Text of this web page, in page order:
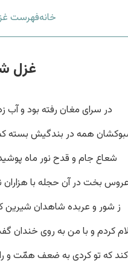
خانهفهرست
غزل
در سرای مغان رفته بود و آب
همه در بندگیش بسته
شعاع جام و قدح نور ماه
عروس بخت در آن حجله با هزاران
ز شور و عربده شاهدان شیرین
کردم و با من به روی خندان
که تو کردی به ضعف همّت و